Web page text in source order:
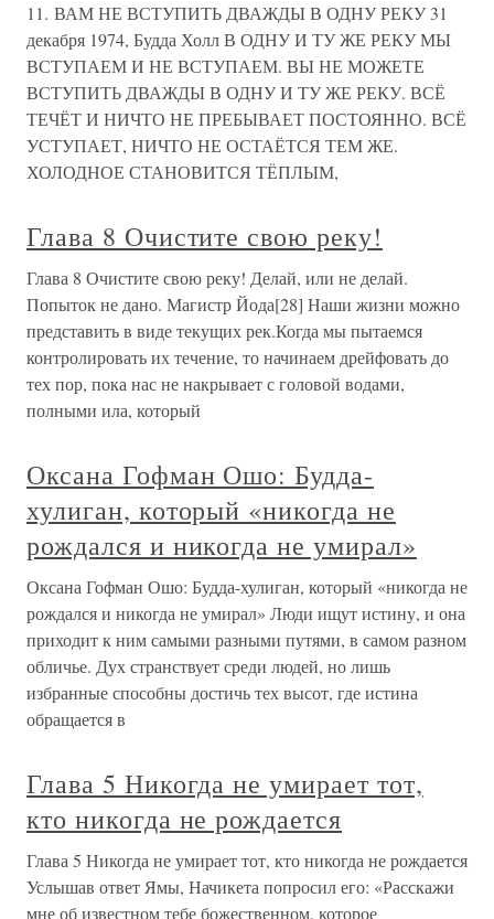
11. ВАМ НЕ ВСТУПИТЬ ДВАЖДЫ В ОДНУ РЕКУ 31
декабря 1974, Будда Холл В ОДНУ И ТУ ЖЕ РЕКУ МЫ
ВСТУПАЕМ И НЕ ВСТУПАЕМ. ВЫ НЕ МОЖЕТЕ
ВСТУПИТЬ ДВАЖДЫ В ОДНУ И ТУ ЖЕ РЕКУ. ВСЁ
ТЕЧЁТ И НИЧТО НЕ ПРЕБЫВАЕТ ПОСТОЯННО. ВСЁ
УСТУПАЕТ, НИЧТО НЕ ОСТАЁТСЯ ТЕМ ЖЕ.
ХОЛОДНОЕ СТАНОВИТСЯ ТЁПЛЫМ,
Глава 8 Очистите свою реку!
Глава 8 Очистите свою реку! Делай, или не делай.
Попыток не дано. Магистр Йода[28] Наши жизни можно
представить в виде текущих рек.Когда мы пытаемся
контролировать их течение, то начинаем дрейфовать до
тех пор, пока нас не накрывает с головой водами,
полными ила, который
Оксана Гофман Ошо: Будда-
хулиган, который «никогда не
рождался и никогда не умирал»
Оксана Гофман Ошо: Будда-хулиган, который «никогда не
рождался и никогда не умирал» Люди ищут истину, и она
приходит к ним самыми разными путями, в самом разном
обличье. Дух странствует среди людей, но лишь
избранные способны достичь тех высот, где истина
обращается в
Глава 5 Никогда не умирает тот,
кто никогда не рождается
Глава 5 Никогда не умирает тот, кто никогда не рождается
Услышав ответ Ямы, Начикета попросил его: «Расскажи
мне об известном тебе божественном, которое